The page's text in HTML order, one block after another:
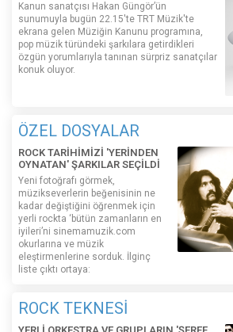
Kanun sanatçısı Hakan Güngör’ün
sunumuyla bugün 22.15'te TRT Müzik'te
ekrana gelen Müziğin Kanunu programına,
pop müzik türündeki şarkılara getirdikleri
özgün yorumlarıyla tanınan sürpriz sanatçılar
konuk oluyor.
ÖZEL DOSYALAR
ROCK TARİHİMİZİ 'YERİNDEN
OYNATAN' ŞARKILAR SEÇİLDİ
Yeni fotoğrafı görmek,
müzikseverlerin beğenisinin ne
kadar değiştiğini öğrenmek için
yerli rockta ‘bütün zamanların en
iyileri’ni sinemamuzik.com
okurlarına ve müzik
eleştirmenlerine sorduk. İlginç
liste çıktı ortaya:
ROCK TEKNESİ